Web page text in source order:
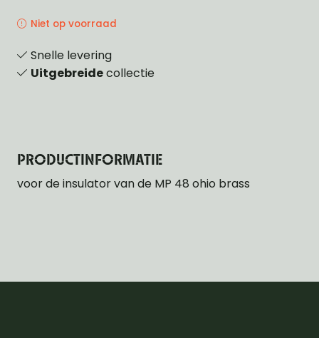
Niet op voorraad
Snelle levering
Uitgebreidecollectie
PRODUCTINFORMATIE
voor de insulator van de MP 48 ohio brass